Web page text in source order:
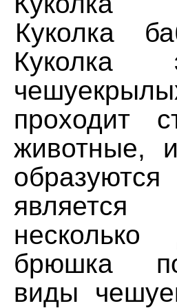
Куколка
Куколка
проходит
животные,
является
несколько
брюшка
виды